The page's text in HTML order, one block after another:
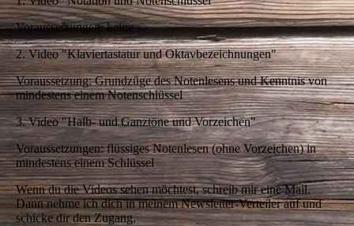
Voraussetzungen: keine
2. Video "Klaviertastatur und Oktavbezeichnungen"
Voraussetzung: Grundzüge des Notenlesens und Kenntnis von
mindestens einem Notenschlüssel
3. Video "Halb- und Ganztöne und Vorzeichen"
Voraussetzungen: flüssiges Notenlesen (ohne Vorzeichen) in
mindestens einem Schlüssel
Wenn du die Videos sehen möchtest, schreib mir eine Mail.
Dann nehme ich dich in meinem Newsletter-Verteiler auf und
schicke dir den Zugang.